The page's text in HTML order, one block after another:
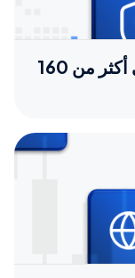
موثوق به من قبل المتداولين في أكثر من 160